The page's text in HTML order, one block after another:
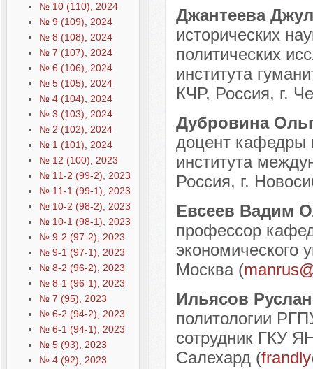
№ 10 (110), 2024
№ 9 (109), 2024
№ 8 (108), 2024
№ 7 (107), 2024
№ 6 (106), 2024
№ 5 (105), 2024
№ 4 (104), 2024
№ 3 (103), 2024
№ 2 (102), 2024
№ 1 (101), 2024
№ 12 (100), 2023
№ 11-2 (99-2), 2023
№ 11-1 (99-1), 2023
№ 10-2 (98-2), 2023
№ 10-1 (98-1), 2023
№ 9-2 (97-2), 2023
№ 9-1 (97-1), 2023
№ 8-2 (96-2), 2023
№ 8-1 (96-1), 2023
№ 7 (95), 2023
№ 6-2 (94-2), 2023
№ 6-1 (94-1), 2023
№ 5 (93), 2023
№ 4 (92), 2023
Джантеева
исторических
политических
института
КЧР, Россия, г.
Дубровина
доцент кафедры
института
Россия, г.
Евсеев Вадим
профессор
экономического
Москва (
Ильясов
политологии
сотрудник ГКУ
Салехард (